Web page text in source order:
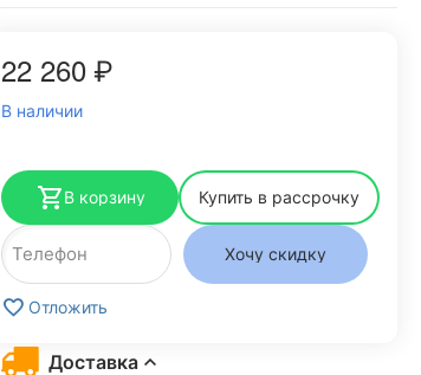
22 260₽
В наличии
В корзину Купить в рассрочку
Хочу скидку
Отложить
Доставка